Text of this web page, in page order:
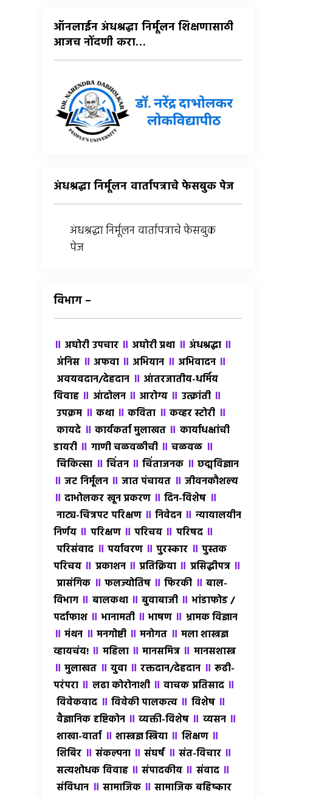
ऑनलाईन अंधश्रद्धा निर्मूलन शिक्षणासाठी
आजच नोंदणी करा…
अंधश्रद्धा निर्मूलन वार्तापत्राचे फेसबुक पेज
अंधश्रद्धा निर्मूलन वार्तापत्राचे फेसबुक
पेज
विभाग –
॥ अघोरी उपचार ॥ अघोरी प्रथा ॥ अंधश्रद्धा ॥
अंंनिस ॥ अफवा ॥ अभियान ॥ अभिवादन ॥
अवयवदान/देहदान ॥ आंतरजातीय-धर्मिय
विवाह ॥ आंदोलन ॥ आरोग्य ॥ उत्क्रांती ॥
उपक्रम ॥ कथा ॥कविता ॥कव्हर स्टोरी ॥
कायदे ॥ कार्यकर्ता मुलाखत ॥ कार्याधक्षांची
डायरी ॥ गाणी चळवळीची ॥चळवळ ॥
चिकित्सा ॥ चिंतन ॥चिंताजनक ॥छद्मविज्ञान
॥जट निर्मूलन ॥जात पंचायत ॥जीवनकौशल्य
॥दाभोलकर खून प्रकरण ॥दिन-विशेष ॥
नाट्य-चित्रपट परिक्षण ॥निवेदन ॥ न्यायालयीन
निर्णय ॥ परिक्षण ॥परिचय ॥ परिषद ॥
परिसंवाद ॥ पर्यावरण ॥पुरस्कार ॥पुस्तक
परिचय ॥ प्रकाशन ॥प्रतिक्रिया ॥ प्रसिद्धीपत्र ॥
प्रासंगिक ॥ फलज्योतिष ॥फिरकी ॥बाल-
विभाग ॥ बालकथा ॥बुवाबाजी ॥भांडाफोड /
पर्दाफाश ॥भानामती ॥भाषण ॥ भ्रामक विज्ञान
॥मंथन ॥ मनगोष्टी ॥मनोगत ॥मला शास्त्रज्ञ
व्हायचंय! ॥ महिला ॥मानसमित्र ॥ मानसशास्त्र
॥मुलाखत ॥ युवा ॥रक्तदान/देहदान ॥रूढी-
परंपरा ॥ लढा कोरोनाशी ॥वाचक प्रतिसाद ॥
विवेकवाद ॥ विवेकी पालकत्व ॥ विशेष ॥
वैज्ञानिक दृष्टिकोन ॥व्यक्ती-विशेष ॥ व्यसन ॥
शाखा-वार्ता ॥ शास्त्रज्ञ स्त्रिया ॥ शिक्षण ॥
शिबिर ॥ संकल्पना ॥संघर्ष ॥संत-विचार ॥
सत्यशोधक विवाह ॥संपादकीय ॥ संवाद ॥
संविधान ॥ सामाजिक ॥सामाजिक बहिष्कार